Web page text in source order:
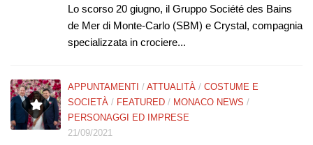
Lo scorso 20 giugno, il Gruppo Société des Bains
de Mer di Monte-Carlo (SBM) e Crystal, compagnia
specializzata in crociere...
APPUNTAMENTI / ATTUALITÀ / COSTUME E
SOCIETÀ / FEATURED / MONACO NEWS /
PERSONAGGI ED IMPRESE
21/09/2021